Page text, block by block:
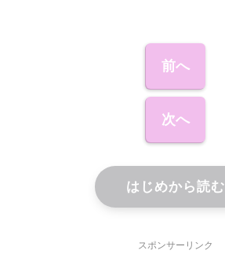
前へ
次へ
はじめから読む
スポンサーリンク